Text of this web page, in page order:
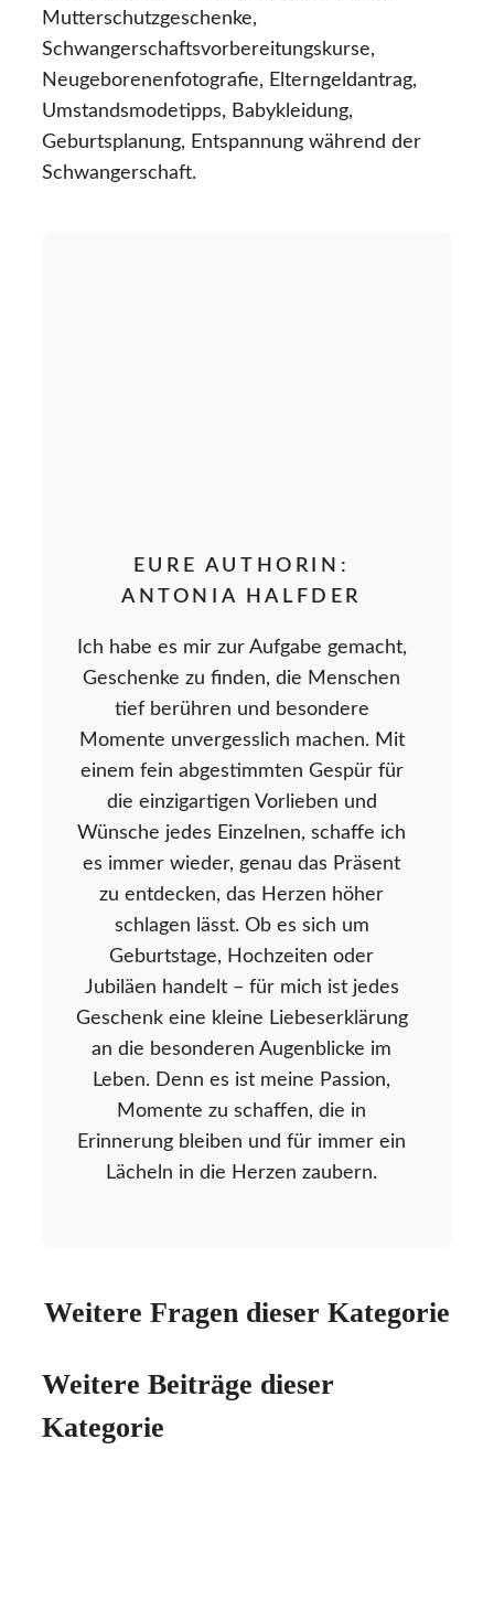
Mutterschutzgeschenke,
Schwangerschaftsvorbereitungskurse,
Neugeborenenfotografie, Elterngeldantrag,
Umstandsmodetipps, Babykleidung,
Geburtsplanung, Entspannung während der
Schwangerschaft.
EURE AUTHORIN:
ANTONIA HALFDER
Ich habe es mir zur Aufgabe gemacht,
Geschenke zu finden, die Menschen
tief berühren und besondere
Momente unvergesslich machen. Mit
einem fein abgestimmten Gespür für
die einzigartigen Vorlieben und
Wünsche jedes Einzelnen, schaffe ich
es immer wieder, genau das Präsent
zu entdecken, das Herzen höher
schlagen lässt. Ob es sich um
Geburtstage, Hochzeiten oder
Jubiläen handelt – für mich ist jedes
Geschenk eine kleine Liebeserklärung
an die besonderen Augenblicke im
Leben. Denn es ist meine Passion,
Momente zu schaffen, die in
Erinnerung bleiben und für immer ein
Lächeln in die Herzen zaubern.
Weitere Fragen dieser Kategorie
Weitere Beiträge dieser
Kategorie